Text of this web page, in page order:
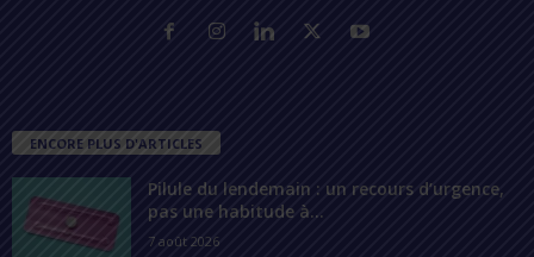
ENCORE PLUS D'ARTICLES
Pilule du lendemain : un recours d’urgence,
pas une habitude à...
7 août 2026